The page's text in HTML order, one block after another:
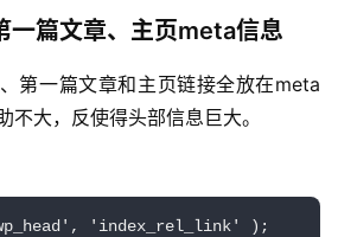
一篇文章、主页meta信息
第一篇文章和主页链接全放在meta
不大，反使得头部信息巨大。
'index_rel_link' );